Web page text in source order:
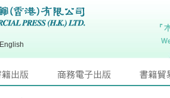
English